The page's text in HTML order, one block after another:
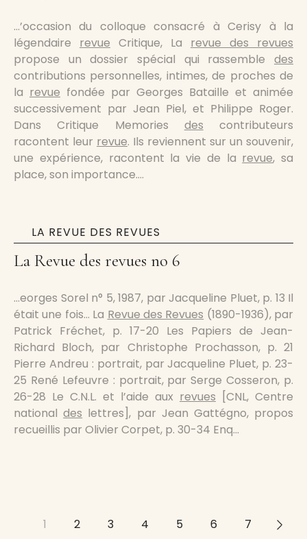
…’occasion du colloque consacré à Cerisy à la
légendaire revue Critique, La revue des revues
propose un dossier spécial qui rassemble des
contributions personnelles, intimes, de proches de
la revue fondée par Georges Bataille et animée
successivement par Jean Piel, et Philippe Roger.
Dans Critique Memories des contributeurs
racontent leur revue. Ils reviennent sur un souvenir,
une expérience, racontent la vie de la revue, sa
place, son importance….
LA REVUE DES REVUES
La Revue des revues no 6
…eorges Sorel n° 5, 1987, par Jacqueline Pluet, p. 13 Il
était une fois… La Revue des Revues (1890-1936), par
Patrick Fréchet, p. 17-20 Les Papiers de Jean-
Richard Bloch, par Christophe Prochasson, p. 21
Pierre Andreu : portrait, par Jacqueline Pluet, p. 23-
25 René Lefeuvre : portrait, par Serge Cosseron, p.
26-28 Le C.N.L. et l’aide aux revues [CNL, Centre
nationaldes lettres], par Jean Gattégno, propos
recueillis par Olivier Corpet, p. 30-34 Enq…
1 2 3 4 5 6 7 >>